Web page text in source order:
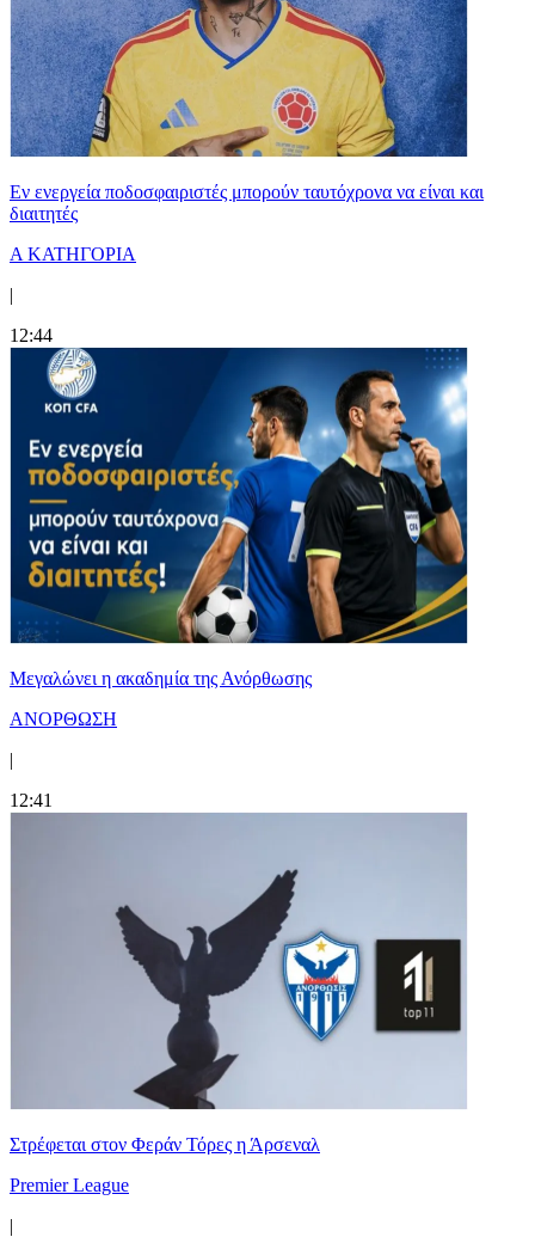
Εν ενεργεία ποδοσφαιριστές μπορούν ταυτόχρονα να είναι και
διαιτητές
Α ΚΑΤΗΓΟΡΙΑ
|
12:44
Μεγαλώνει η ακαδημία της Ανόρθωσης
ΑΝΟΡΘΩΣΗ
|
12:41
Στρέφεται στον Φεράν Τόρες η Άρσεναλ
Premier League
|